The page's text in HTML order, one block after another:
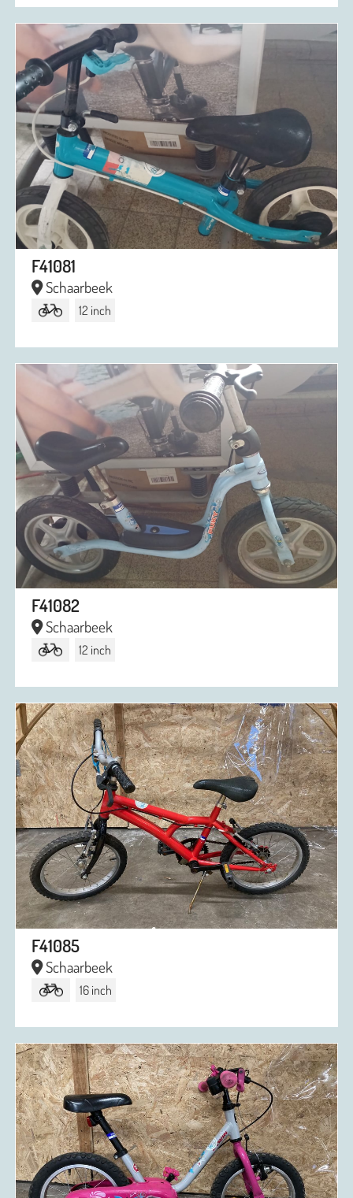
F41081
Schaarbeek
12 inch
F41082
Schaarbeek
12 inch
F41085
Schaarbeek
16 inch